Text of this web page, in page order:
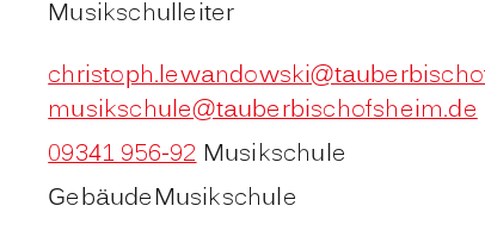
Musikschulleiter
musikschule@tauberbischofsheim.de
09341 956-92 Musikschule
GebäudeMusikschule